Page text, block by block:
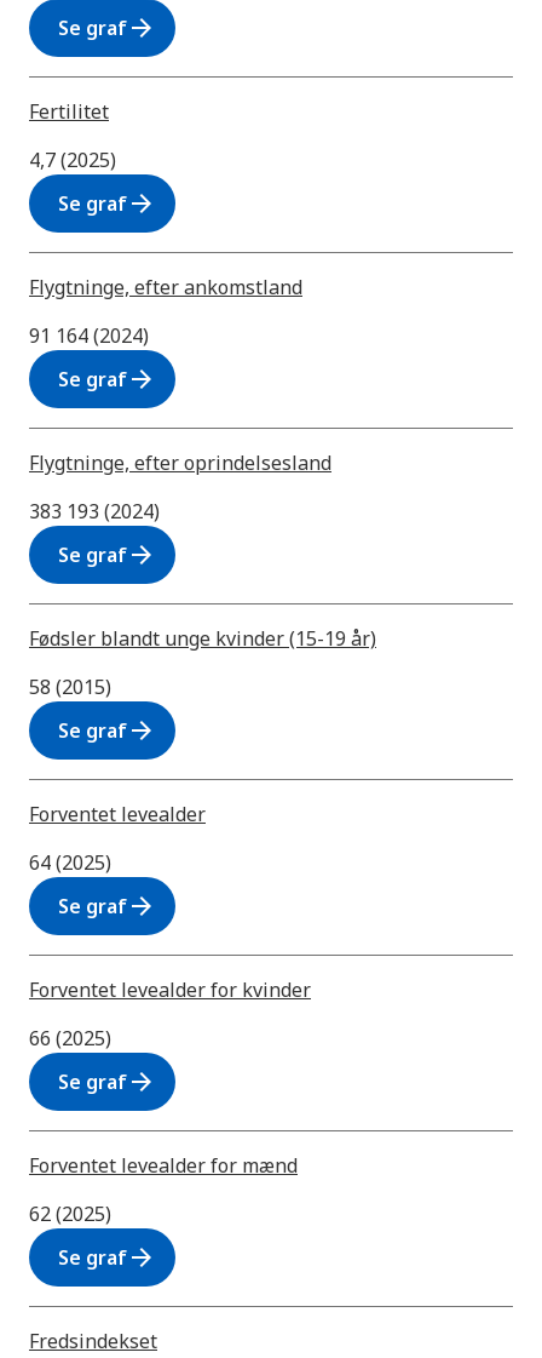
Se grafarrow_forward
Fertilitet
4,7 (2025)
Se grafarrow_forward
Flygtninge, efter ankomstland
91 164 (2024)
Se grafarrow_forward
Flygtninge, efter oprindelsesland
383 193 (2024)
Se grafarrow_forward
Fødsler blandt unge kvinder (15-19 år)
58 (2015)
Se grafarrow_forward
Forventet levealder
64 (2025)
Se grafarrow_forward
Forventet levealder for kvinder
66 (2025)
Se grafarrow_forward
Forventet levealder for mænd
62 (2025)
Se grafarrow_forward
Fredsindekset